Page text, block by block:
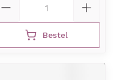
Bestel